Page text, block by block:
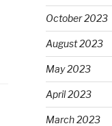
October 2023
August 2023
May 2023
April 2023
March 2023